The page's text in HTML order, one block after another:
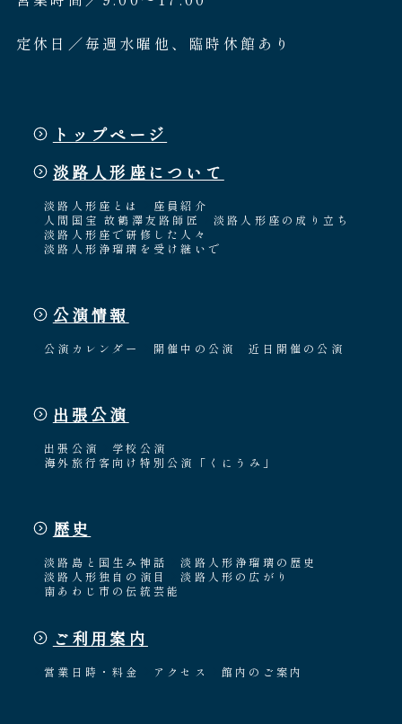
定休日／毎週水曜他、臨時休館あり
トップページ
淡路人形座について
淡路人形座とは
座員紹介
人間国宝 故鶴澤友路師匠
淡路人形座の成り立ち
淡路人形座で研修した人々
淡路人形浄瑠璃を受け継いで
公演情報
公演カレンダー 開催中の公演 近日開催の公演
出張公演
出張公演
学校公演
海外旅行客向け特別公演「くにうみ」
歴史
淡路島と国生み神話
淡路人形浄瑠璃の歴史
淡路人形独自の演目
淡路人形の広がり
南あわじ市の伝統芸能
ご利用案内
営業日時・料金 アクセス 館内のご案内